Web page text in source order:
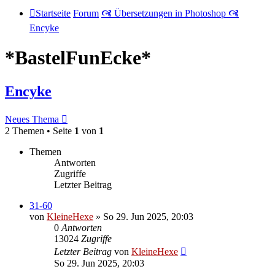
Startseite Forum 🙧 Übersetzungen in Photoshop 🙧
Encyke
*BastelFunEcke*
Encyke
Neues Thema
2 Themen • Seite 1 von 1
Themen
Antworten
Zugriffe
Letzter Beitrag
31-60
von KleineHexe » So 29. Jun 2025, 20:03
0 Antworten
13024 Zugriffe
Letzter Beitrag von KleineHexe
So 29. Jun 2025, 20:03